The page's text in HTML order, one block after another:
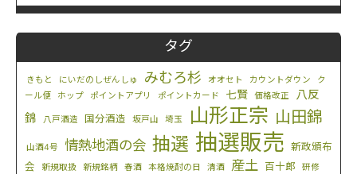
タグ
きもと にいだのしぜんしゅ みむろ杉 オオセト カウントダウン
ク
ール便
ホップ ポイントアプリ ポイントカード 七賢 価格改正
八反
錦
八戸酒造 国分酒造 坂戸山 埼玉 山形正宗 山田錦
山酒4号 情熱地酒の会 抽選 抽選販売 新政頒布
会
新規取扱 新規銘柄 春酒 本格焼酎の日 清酒 産土 百十郎 研修